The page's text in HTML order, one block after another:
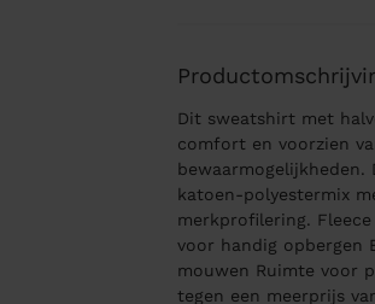
Dit sweatshirt met
comfort en voorzien
katoen-polyestermix
merkprofilering.
voor handig opbergen
mouwen Ruimte voor
tegen een meerprijs